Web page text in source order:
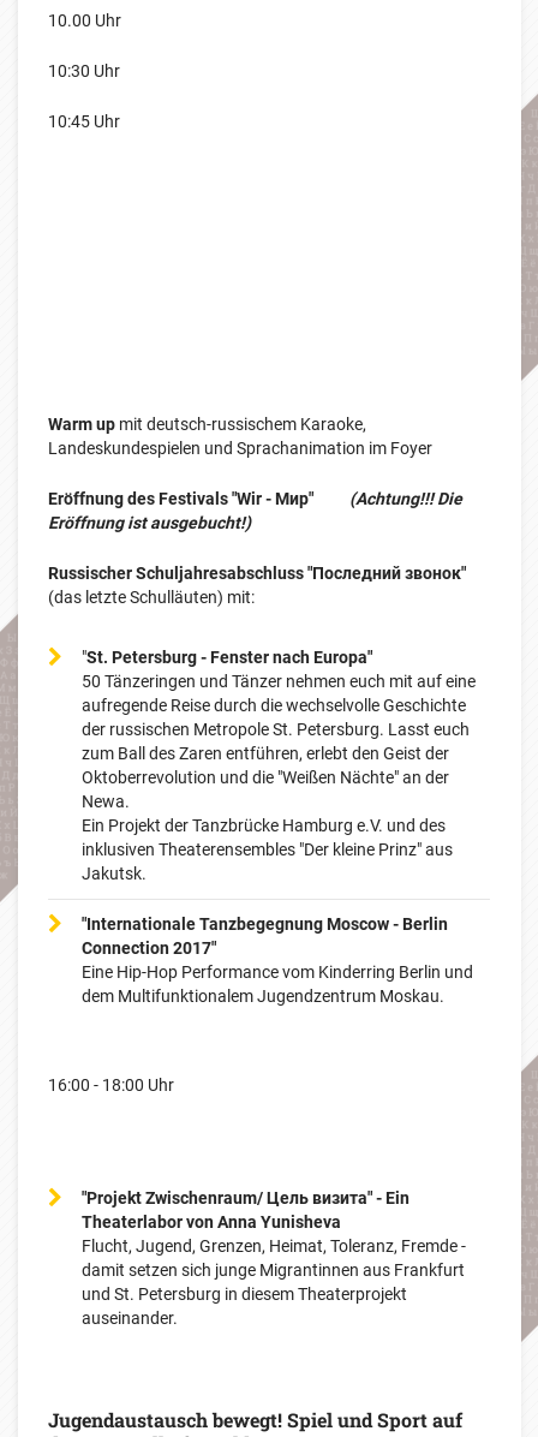
10.00 Uhr
10:30 Uhr
10:45 Uhr
Warm up mit deutsch-russischem Karaoke,
Landeskundespielen und Sprachanimation im Foyer
Eröffnung des Festivals "Wir - Мир"
(Achtung!!! Die
Eröffnung ist ausgebucht!)
Russischer Schuljahresabschluss "Последний звонок"
(das letzte Schulläuten) mit:
"St. Petersburg - Fenster nach Europa"
50 Tänzeringen und Tänzer nehmen euch mit auf eine
aufregende Reise durch die wechselvolle Geschichte
der russischen Metropole St. Petersburg. Lasst euch
zum Ball des Zaren entführen, erlebt den Geist der
Oktoberrevolution und die "Weißen Nächte" an der
Newa.
Ein Projekt der Tanzbrücke Hamburg e.V. und des
inklusiven Theaterensembles "Der kleine Prinz" aus
Jakutsk.
"Internationale Tanzbegegnung Moscow - Berlin
Connection 2017"
Eine Hip-Hop Performance vom Kinderring Berlin und
dem Multifunktionalem Jugendzentrum Moskau.
16:00 - 18:00 Uhr
"Projekt Zwischenraum/ Цель визита" - Ein
Theaterlabor von Anna Yunisheva
Flucht, Jugend, Grenzen, Heimat, Toleranz, Fremde -
damit setzen sich junge Migrantinnen aus Frankfurt
und St. Petersburg in diesem Theaterprojekt
auseinander.
Jugendaustausch bewegt! Spiel und Sport auf